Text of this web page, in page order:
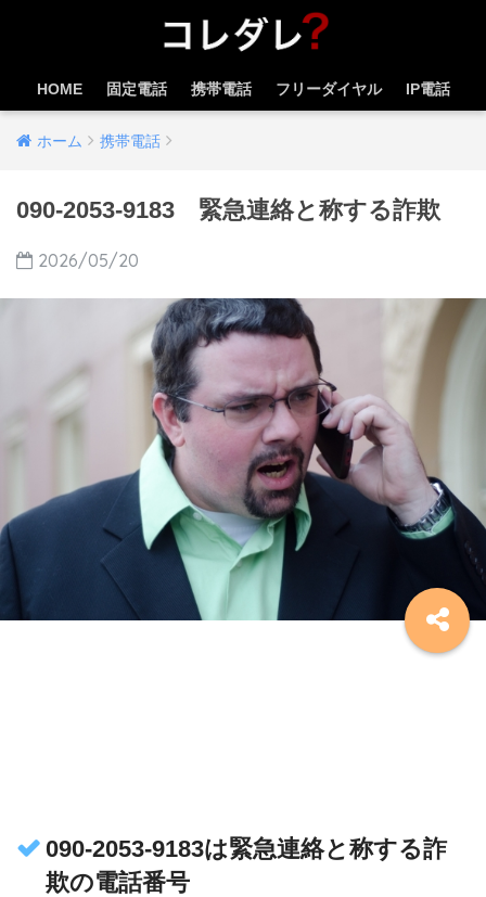
HOME 固定電話 携帯電話 フリーダイヤル IP電話
ホーム 携帯電話
090-2053-9183 緊急連絡と称する詐欺
2026/05/20
090-2053-9183は緊急連絡と称する詐
欺の電話番号